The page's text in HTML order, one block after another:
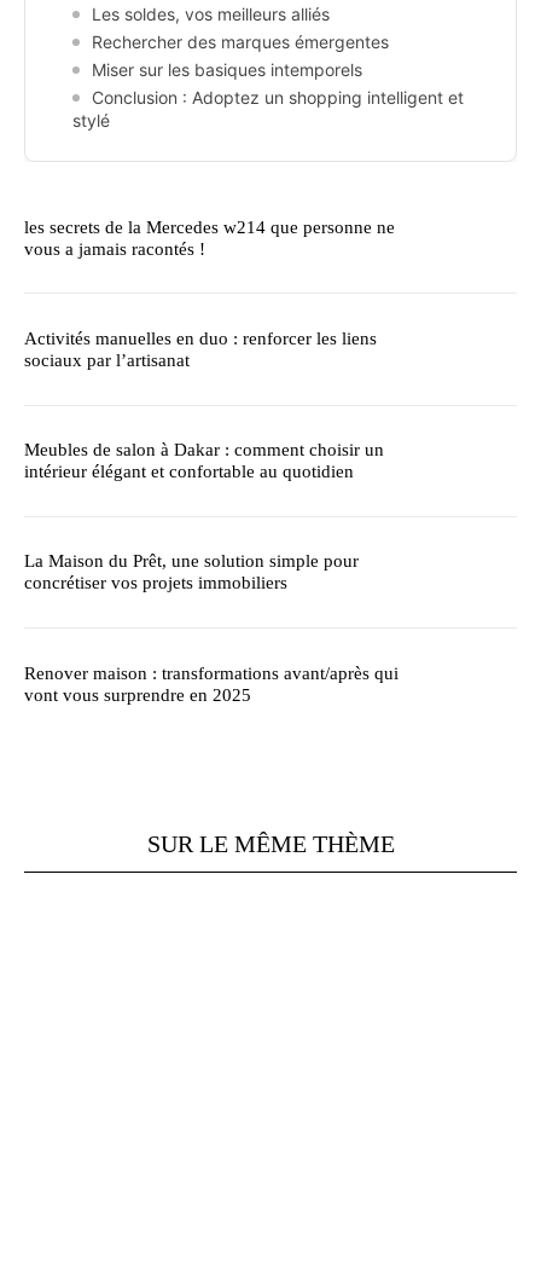
Les soldes, vos meilleurs alliés
Rechercher des marques émergentes
Miser sur les basiques intemporels
Conclusion : Adoptez un shopping intelligent et
stylé
les secrets de la Mercedes w214 que personne ne
vous a jamais racontés !
Activités manuelles en duo : renforcer les liens
sociaux par l’artisanat
Meubles de salon à Dakar : comment choisir un
intérieur élégant et confortable au quotidien
La Maison du Prêt, une solution simple pour
concrétiser vos projets immobiliers
Renover maison : transformations avant/après qui
vont vous surprendre en 2025
SUR LE MÊME THÈME